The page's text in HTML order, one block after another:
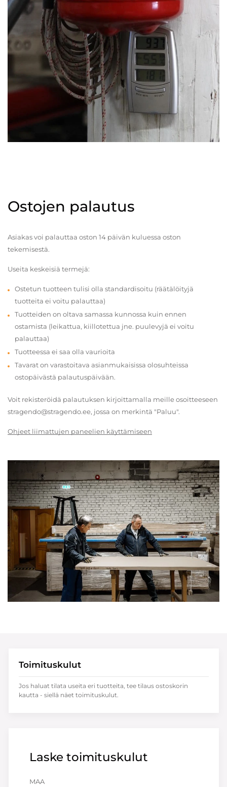
Ostojen palautus
Asiakas voi palauttaa oston 14 päivän kuluessa oston
tekemisestä.
Useita keskeisiä termejä:
Ostetun tuotteen tulisi olla standardisoitu (räätälöityjä
tuotteita ei voitu palauttaa)
Tuotteiden on oltava samassa kunnossa kuin ennen
ostamista (leikattua, kiillotettua jne. puulevyjä ei voitu
palauttaa)
Tuotteessa ei saa olla vaurioita
Tavarat on varastoitava asianmukaisissa olosuhteissa
ostopäivästä palautuspäivään.
Voit rekisteröidä palautuksen kirjoittamalla meille osoitteeseen
stragendo@stragendo.ee, jossa on merkintä "Paluu".
Ohjeet liimattujen paneelien käyttämiseen
Laske toimituskulut
MAA
Toimituskulut
Jos haluat tilata useita eri tuotteita, tee tilaus ostoskorin
kautta - siellä näet toimituskulut.